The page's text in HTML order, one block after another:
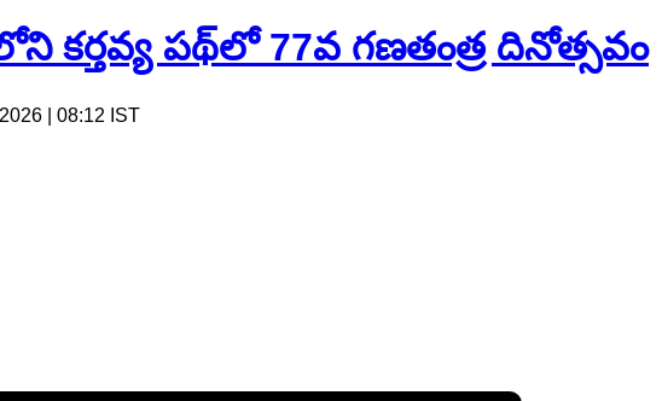
కర్తవ్య పథ్‌లో 77వ గణతంత్ర దినోత్సవం
| 08:12 IST